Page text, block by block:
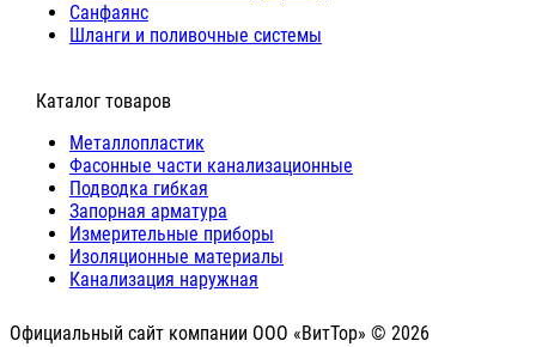
Санфаянс
Шланги и поливочные системы
⠀Каталог товаров
Металлопластик
Фасонные части канализационные
Подводка гибкая
Запорная арматура
Измерительные приборы
Изоляционные материалы
Канализация наружная
Официальный сайт компании ООО «ВитТор» © 2026